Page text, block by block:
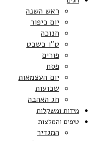
ראש השנה
יום כיפור
חנוכה
ט”ו בשבט
פורים
פסח
יום העצמאות
שבועות
חג האהבה
מידות ומשקלות
טיפים והמלצות
המגדיר